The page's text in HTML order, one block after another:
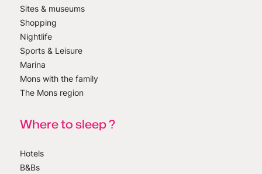
Sites & museums
Shopping
Nightlife
Sports & Leisure
Marina
Mons with the family
The Mons region
Where to sleep ?
Hotels
B&Bs